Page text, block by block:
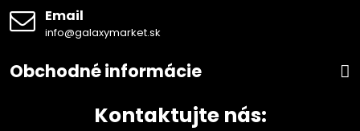
Email
info@galaxymarket.sk
Obchodné informácie
Kontaktujte nás: